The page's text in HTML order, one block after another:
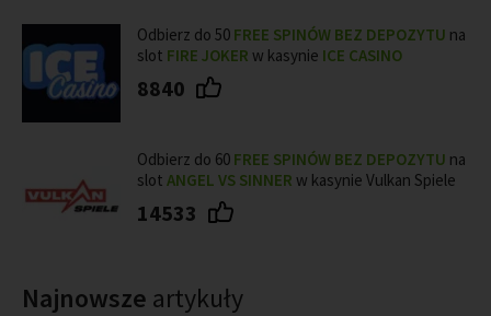
Odbierz do 50 FREE SPINÓW BEZ DEPOZYTU na
slot FIRE JOKER w kasynie ICE CASINO
8840
Odbierz do 60 FREE SPINÓW BEZ DEPOZYTU na
slot ANGEL VS SINNER w kasynie Vulkan Spiele
14533
Najnowsze artykuły